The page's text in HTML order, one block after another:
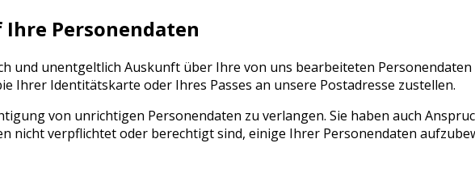
Personendaten
und unentgeltlich Auskunft über Ihre von uns bearbeiteten
Ihrer Identitätskarte oder Ihres Passes an unsere Postadresse zustellen.
von unrichtigen Personendaten zu verlangen. Sie haben auch
nicht verpflichtet oder berechtigt sind, einige Ihrer Personendaten